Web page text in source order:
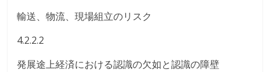
輸送、物流、現場組立のリスク
4.2.2.2
発展途上経済における認識の欠如と認識の障壁